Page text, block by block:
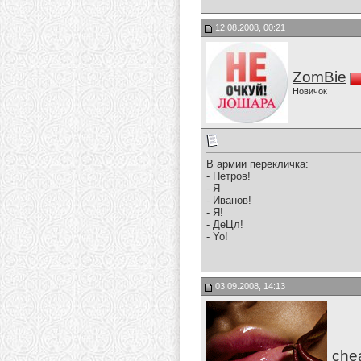
12.08.2008, 00:21
ZomBie
Новичок
В армии перекличка:
- Петров!
- Я
- Иванов!
- Я!
- ДеЦл!
- Yo!
03.09.2008, 14:13